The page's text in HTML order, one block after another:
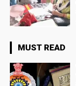
MUST READ